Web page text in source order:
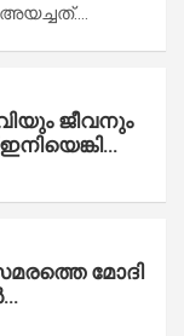
ജീവനും
മോദി
കെപിസിസി